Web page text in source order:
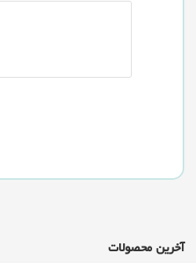
آخرین محصولات